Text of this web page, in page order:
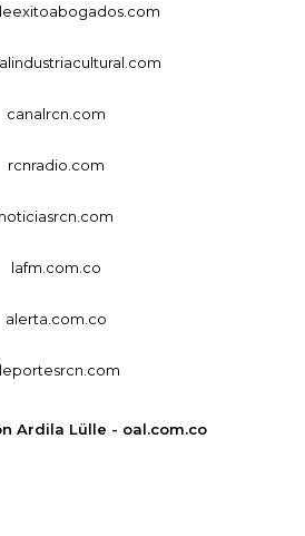
canalrcn.com
rcnradio.com
noticiasrcn.com
lafm.com.co
alerta.com.co
Ardila Lülle - oal.com.co